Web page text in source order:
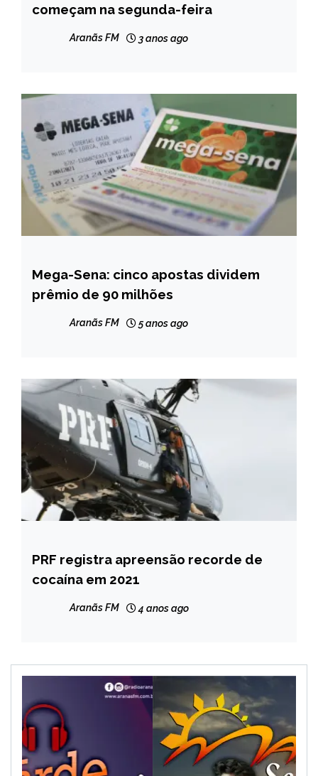
NOTÍCIAS
começam na segunda-feira
Aranãs FM 3 anos ago
BRASIL
NOTÍCIAS
Mega-Sena: cinco apostas dividem
prêmio de 90 milhões
Aranãs FM 5 anos ago
BRASIL
NOTÍCIAS
PRF registra apreensão recorde de
cocaína em 2021
Aranãs FM 4 anos ago